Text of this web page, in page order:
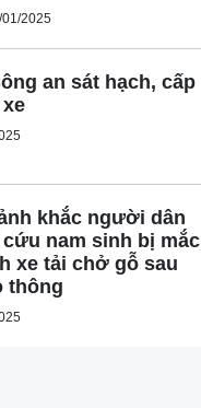
01/2025
an sát hạch, cấp
khắc người dân
nam sinh bị mắc
xe tải chở gỗ sau
thông